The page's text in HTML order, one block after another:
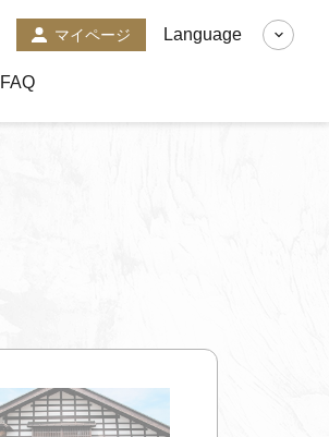
マイページ
FAQ
Language